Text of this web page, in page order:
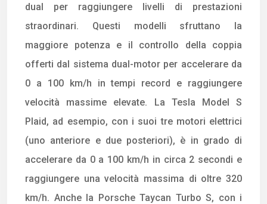
dual per raggiungere livelli di prestazioni
straordinari. Questi modelli sfruttano la
maggiore potenza e il controllo della coppia
offerti dal sistema dual-motor per accelerare da
0 a 100 km/h in tempi record e raggiungere
velocità massime elevate. La Tesla Model S
Plaid, ad esempio, con i suoi tre motori elettrici
(uno anteriore e due posteriori), è in grado di
accelerare da 0 a 100 km/h in circa 2 secondi e
raggiungere una velocità massima di oltre 320
km/h. Anche la Porsche Taycan Turbo S, con i